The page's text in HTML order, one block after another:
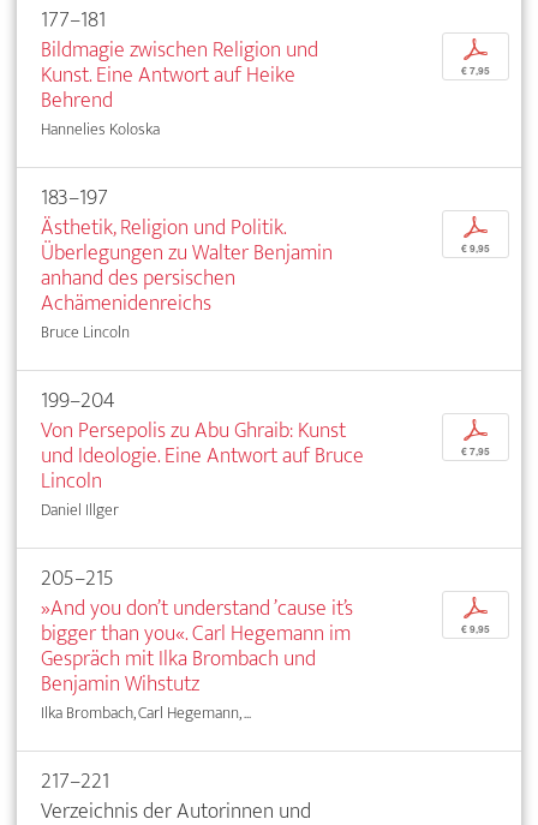
177–181
Bildmagie zwischen Religion und
Kunst. Eine Antwort auf Heike
Behrend
Hannelies Koloska
p
€ 7,95
183–197
Ästhetik, Religion und Politik.
Überlegungen zu Walter Benjamin
anhand des persischen
Achämenidenreichs
Bruce Lincoln
p
€ 9,95
199–204
Von Persepolis zu Abu Ghraib: Kunst
und Ideologie. Eine Antwort auf Bruce
Lincoln
Daniel Illger
p
€ 7,95
205–215
»And you don’t understand ’cause it’s
bigger than you«. Carl Hegemann im
Gespräch mit Ilka Brombach und
Benjamin Wihstutz
Ilka Brombach, Carl Hegemann, ...
p
€ 9,95
217–221
Verzeichnis der Autorinnen und